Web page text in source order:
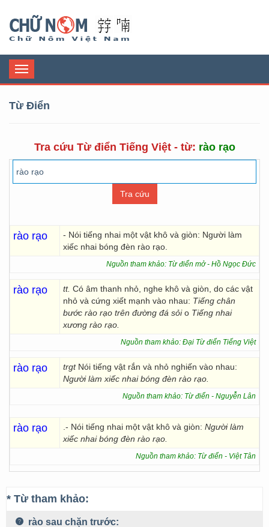
Toggle
navigation
Từ Điển
Tra cứu Từ điển Tiếng Việt - từ: rào rạo
rào rạo
- Nói tiếng nhai một vật khô và giòn: Người làm
xiếc nhai bóng đèn rào rạo.
Nguồn tham khảo: Từ điển mở - Hồ Ngọc Đức
rào rạo tt. Có âm thanh nhỏ, nghe khô và giòn, do các vật
nhỏ và cứng xiết mạnh vào nhau: Tiếng chân
bước rào rạo trên đường đá sỏio Tiếng nhai
xương rào rạo.
Nguồn tham khảo: Đại Từ điển Tiếng Việt
rào rạo trgt Nói tiếng vật rắn và nhỏ nghiến vào nhau:
Người làm xiếc nhai bóng đèn rào rạo.
Nguồn tham khảo: Từ điển - Nguyễn Lân
rào rạo .- Nói tiếng nhai một vật khô và giòn: Người làm
xiếc nhai bóng đèn rào rạo.
Nguồn tham khảo: Từ điển - Việt Tân
* Từ tham khảo:
rào sau chặn trước: